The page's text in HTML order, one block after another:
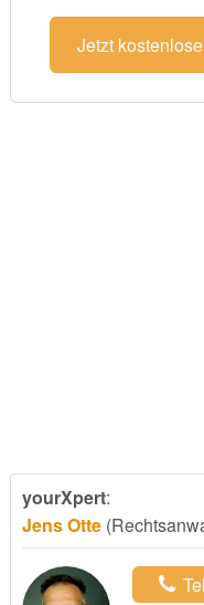
Jetzt
yourXpert:
Jens Otte